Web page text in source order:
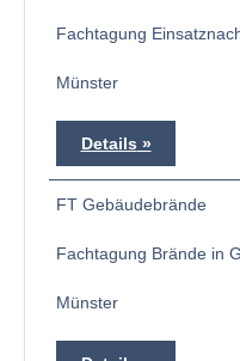
Fachtagung
Münster
Details
FT Gebäudebrände
Fachtagung Brände in
Münster